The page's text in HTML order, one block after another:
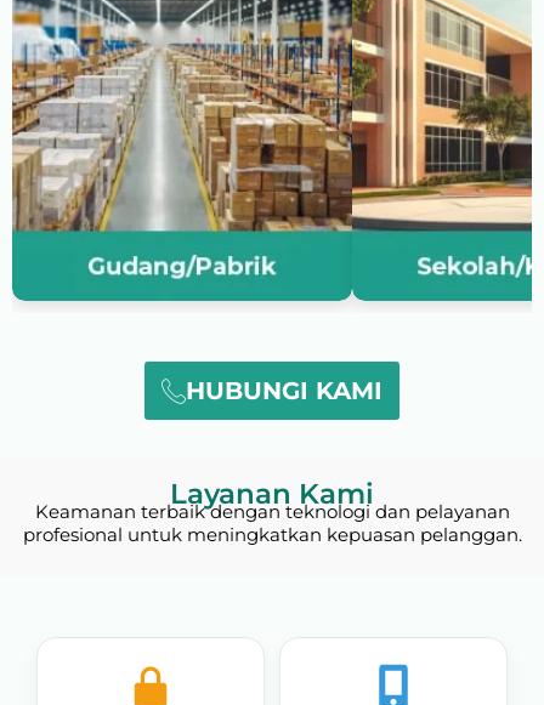
HUBUNGI KAMI
Layanan Kami
Keamanan terbaik dengan teknologi dan pelayanan
profesional untuk meningkatkan kepuasan pelanggan.